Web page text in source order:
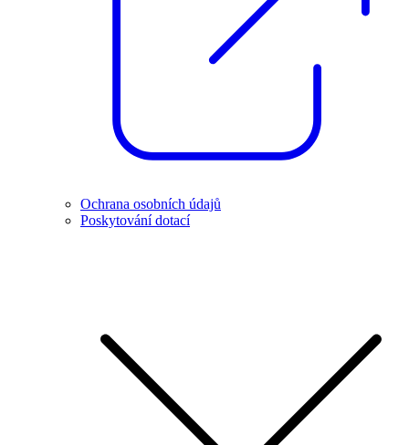
Ochrana osobních údajů
Poskytování dotací